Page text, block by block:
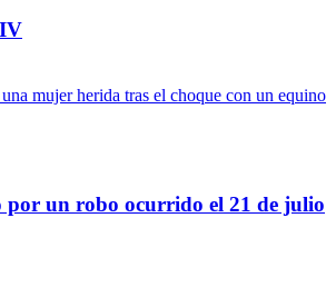
por un robo ocurrido el 21 de julio